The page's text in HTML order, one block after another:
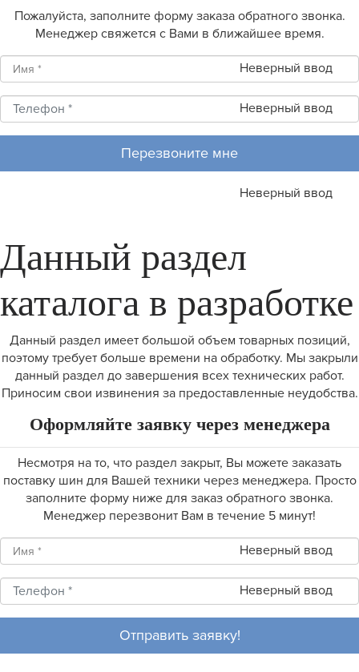
Пожалуйста, заполните форму заказа обратного звонка.
Менеджер свяжется с Вами в ближайшее время.
Неверный ввод
Неверный ввод
Перезвоните мне
Неверный ввод
Данный раздел
каталога в разработке
Данный раздел имеет большой объем товарных позиций,
поэтому требует больше времени на обработку. Мы закрыли
данный раздел до завершения всех технических работ.
Приносим свои извинения за предоставленные неудобства.
Оформляйте заявку через менеджера
Несмотря на то, что раздел закрыт, Вы можете заказать
поставку шин для Вашей техники через менеджера. Просто
заполните форму ниже для заказ обратного звонка.
Менеджер перезвонит Вам в течение 5 минут!
Неверный ввод
Неверный ввод
Отправить заявку!